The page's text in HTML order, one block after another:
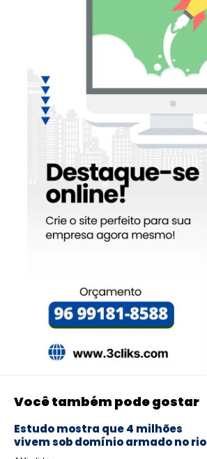
Você também pode gostar
Estudo mostra que 4 milhões
vivem sob domínio armado no rio